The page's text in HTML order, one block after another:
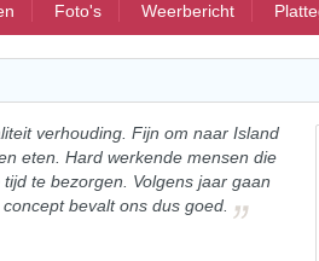
Foto's Weerbericht
verhouding. Fijn om naar Island
eten. Hard werkende mensen die
te bezorgen. Volgens jaar gaan
bevalt ons dus goed.